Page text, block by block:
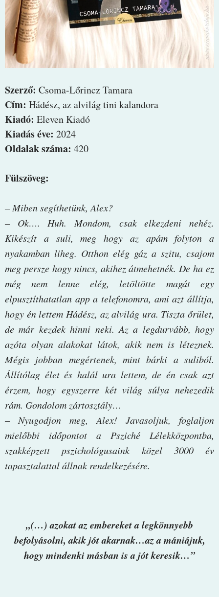
Szerző: Csoma-Lőrincz Tamara
Cím: Hádész, az alvilág tini kalandora
Kiadó: Eleven Kiadó
Kiadás éve: 2024
Oldalak száma: 420
Fülszöveg:
– Miben segíthetünk, Alex?
– Ok…. Huh. Mondom, csak elkezdeni nehéz.
Kikészít a suli, meg hogy az apám folyton a
nyakamban liheg. Otthon elég gáz a szitu, csajom
meg persze hogy nincs, akihez átmehetnék. De ha ez
még nem lenne elég, letöltötte magát egy
elpusztíthatatlan app a telefonomra, ami azt állítja,
hogy én lettem Hádész, az alvilág ura. Tiszta őrület,
de már kezdek hinni neki. Az a legdurvább, hogy
azóta olyan alakokat látok, akik nem is léteznek.
Mégis jobban megértenek, mint bárki a suliból.
Állítólag élet és halál ura lettem, de én csak azt
érzem, hogy egyszerre két világ súlya nehezedik
rám. Gondolom zártosztály…
– Nyugodjon meg, Alex! Javasoljuk, foglaljon
mielőbbi időpontot a Psziché Lélekközpontba,
szakképzett pszichológusaink közel 3000 év
tapasztalattal állnak rendelkezésére.
„(…) azokat az embereket a legkönnyebb
befolyásolni, akik jót akarnak…az a mániájuk,
hogy mindenki másban is a jót keresik…”